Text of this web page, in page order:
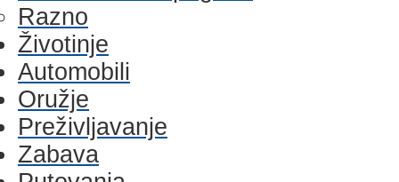
Razno
Životinje
Automobili
Oružje
Preživljavanje
Zabava